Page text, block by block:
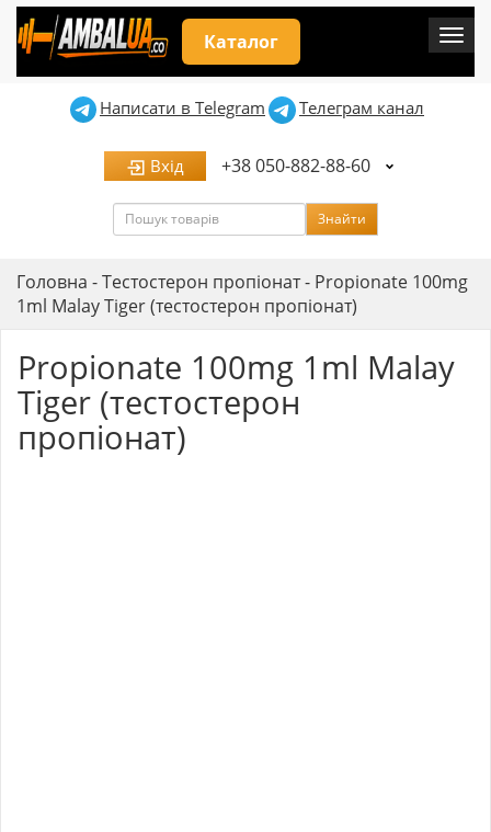
Каталог
Написати в Telegram Телеграм канал
Вхід +38 050-882-88-60
Пошук Знайти
Головна -Тестостерон пропіонат- Propionate 100mg
1ml Malay Tiger (тестостерон пропіонат)
Propionate 100mg 1ml Malay
Tiger (тестостерон
пропіонат)